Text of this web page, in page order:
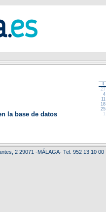
la base de datos
27
4
11
18
25
1
2 29071 -MÁLAGA- Tel. 952 13 10 00